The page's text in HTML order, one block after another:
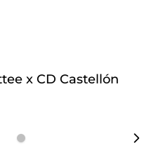
x CD Castellón